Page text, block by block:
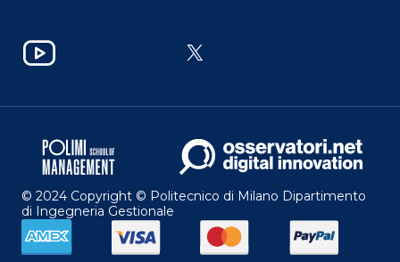
YouTube X
© 2024 Copyright © Politecnico di Milano Dipartimento
di Ingegneria Gestionale